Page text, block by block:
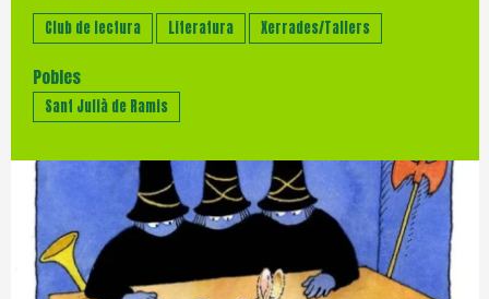
Club de lectura Literatura Xerrades/Tallers
Pobles
Sant Julià de Ramis